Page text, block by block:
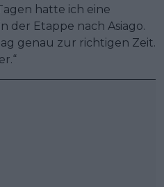
hatte ich eine
der Etappe nach Asiago.
genau zur richtigen Zeit.